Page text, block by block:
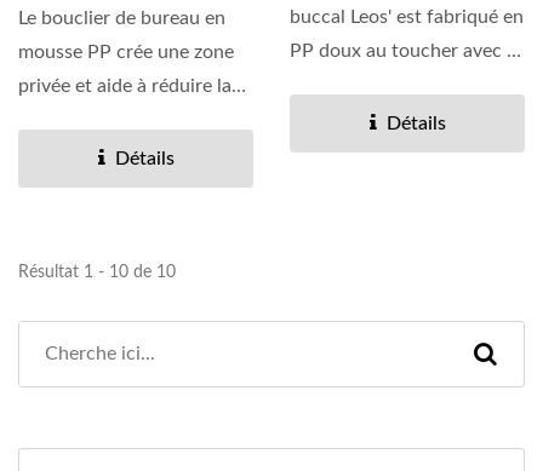
Le bouclier de bureau en
mousse PP crée une zone
privée et aide à réduire la
Détails
buccal Leos' est fabriqué en
PP doux au toucher avec 4
Détails
Résultat 1 - 10 de 10